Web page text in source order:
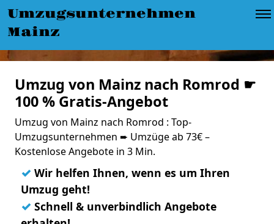
Umzugsunternehmen
Mainz
Umzug von Mainz nach Romrod ☛
100 % Gratis-Angebot
Umzug von Mainz nach Romrod : Top-
Umzugsunternehmen ➨ Umzüge ab 73€ –
Kostenlose Angebote in 3 Min.
✓ Wir helfen Ihnen, wenn es um Ihren
Umzug geht!
✓ Schnell & unverbindlich Angebote